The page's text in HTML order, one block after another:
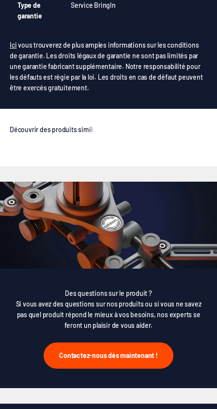
Type de
garantie
Service BringIn
Icivous trouverez de plus amples informations sur les conditions
de garantie. Les droits légaux de garantie ne sont pas limités par
une garantie fabricant supplémentaire. Notre responsabilité pour
les défauts est régie par la loi. Les droits en cas de défaut peuvent
être exercés gratuitement.
Des questions sur le produit ?
Si vous avez des questions sur nos produits ou si vous ne savez
pas quel produit répond le mieux à vos besoins, nos experts se
feront un plaisir de vous aider.
Contactez-nous dès maintenant !